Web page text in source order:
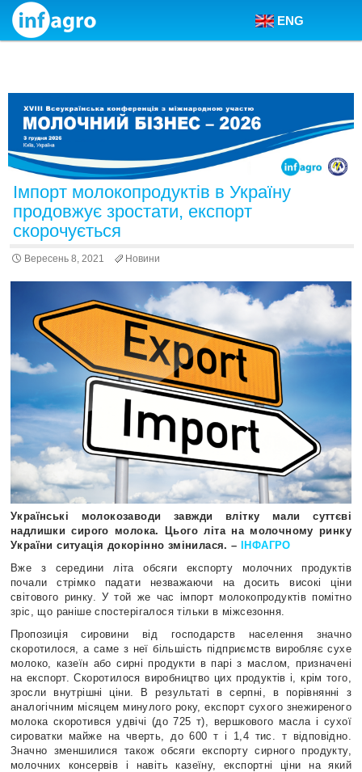
Skip to content
ENG
Імпорт молокопродуктів в Україну
продовжує зростати, експорт
скорочується
Вересень 8, 2021 Новини
Українські молокозаводи завжди влітку мали суттєві
надлишки сирого молока. Цього літа на молочному ринку
України ситуація докорінно змінилася. – ІНФАГРО
Вже з середини літа обсяги експорту молочних продуктів
почали стрімко падати незважаючи на досить високі ціни
світового ринку. У той же час імпорт молокопродуктів помітно
зріс, що раніше спостерігалося тільки в міжсезоння.
Пропозиція сировини від господарств населення значно
скоротилося, а саме з неї більшість підприємств виробляє сухе
молоко, казеїн або сирні продукти в парі з маслом, призначені
на експорт. Скоротилося виробництво цих продуктів і, крім того,
зросли внутрішні ціни. В результаті в серпні, в порівнянні з
аналогічним місяцем минулого року, експорт сухого знежиреного
молока скоротився удвічі (до 725 т), вершкового масла і сухої
сироватки майже на чверть, до 600 т і 1,4 тис. т відповідно.
Значно зменшилися також обсяги експорту сирного продукту,
молочних консервів і навіть казеїну, експортні ціни на який